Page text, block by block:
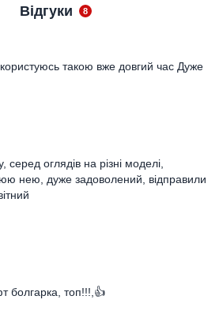
Відгуки 8
користуюсь такою вже довгий час Дуже
серед оглядів на різні моделі,
нею, дуже задоволений, відправили
болгарка, топ!!!,👍